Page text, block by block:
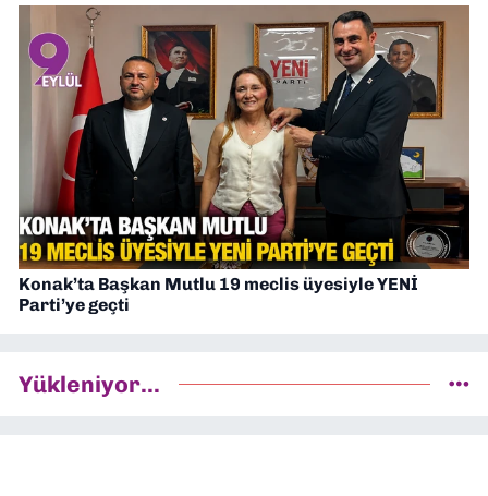
Konak’ta Başkan Mutlu 19 meclis üyesiyle YENİ
Parti’ye geçti
Yükleniyor...